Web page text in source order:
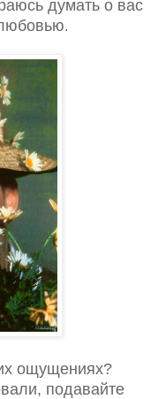
думать о вас
.
ощущениях?
подавайте